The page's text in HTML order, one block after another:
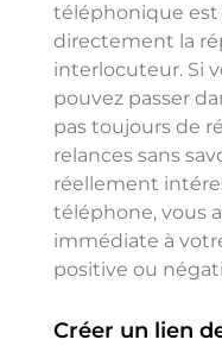
téléphonique est
directement la
interlocuteur. Si
pouvez passer
pas toujours de
relances sans
réellement
téléphone, vous
immédiate à
positive ou
Créer un lien